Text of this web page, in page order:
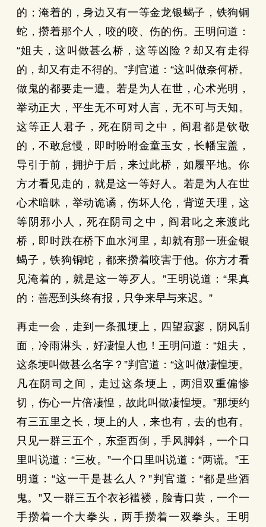
的；淹着的，身边又有一等金龙银蝎子，铁狗铜
蛇，攒着那个人，咬的咬、伤的伤。王明问道：
“姐夫，这叫做甚么桥，这等凶险？却又有走得
的，却又有走不得的。”判官道：“这叫做奈何桥。
做鬼的都要走一遭。若是为人在世，心术光明，
举动正大，平生无不可对人言，无不可与天知。
这等正人君子，死在阴司之中，阎君都是钦敬
的，不敢怠慢，即时吩咐金童玉女，长幡宝盖，
导引于前，拥护于后，来过此桥，如履平地。你
方才看见走的，就是这一等好人。若是为人在世
心术暗昧，举动诡谲，伤坏人伦，背逆天理，这
等阴邪小人，死在阴司之中，阎君叱之来渡此
桥，即时跌在桥下血水河里，却就有那一班金银
蝎子，铁狗铜蛇，都来攒着咬害于他。你方才看
见淹着的，就是这一等歹人。”王明说道：“果真
的：善恶到头终有报，只争来早与来迟。”
再走一会，走到一条孤埂上，四望寂寥，阴风刮
面，冷雨淋头，好凄惶人也！王明问道：“姐夫，
这条埂叫做甚么名字？”判官道：“这叫做凄惶埂。
凡在阴司之间，走过这条埂上，两泪双重偏惨
切，伤心一片倍凄惶，故此叫做凄惶埂。”那埂约
有三五里之长，埂上的人，来也有，去的也有。
只见一群三五个，东歪西倒，手风脚斜，一个口
里叫说道：“三枚。”一个口里叫说道：“两谎。”王
明道：“这一干是甚么人？”判官道：“都是些酒
鬼。”又一群三五个衣衫褴褛，脸青口黄，一个一
手攒着一个大拳头，两手攒着一双拳头。王明